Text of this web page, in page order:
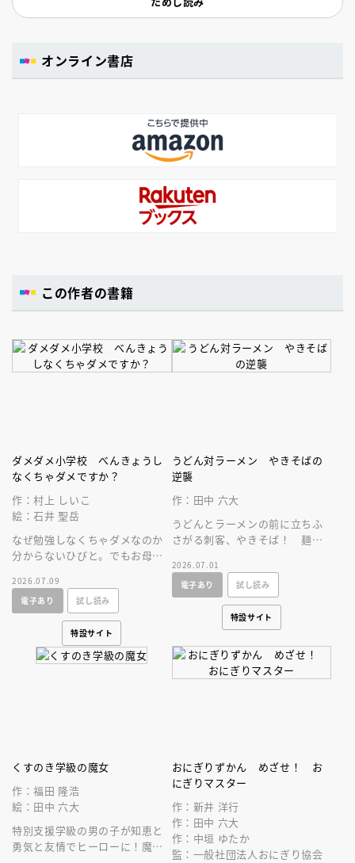
オンライン書店
この作者の書籍
ダメダメ小学校 べんきょうし
なくちゃダメですか？
作：村上 しいこ
絵：石井 聖岳
なぜ勉強しなくちゃダメなのか
分からないひびと。でもお母さ
ると言い出して、あることを思
いつきます。
2026.07.09
電子あり
試し読み
特設サイト
うどん対ラーメン やきそばの
逆襲
作：田中 六大
うどんとラーメンの前に立ちふ
さがる刺客、やきそば！ 麺類
だ！？ 伝説の麺絵本、１０年
ぶりの最新作！
2026.07.01
電子あり
試し読み
特設サイト
くすのき学級の魔女
作：福田 隆浩
絵：田中 六大
特別支援学級の男の子が知恵と
勇気と友情でヒーローに！魔女
おにぎりずかん めざせ！ お
にぎりマスター
作：新井 洋行
作：田中 六大
作：中垣 ゆたか
監：一般社団法人おにぎり協会